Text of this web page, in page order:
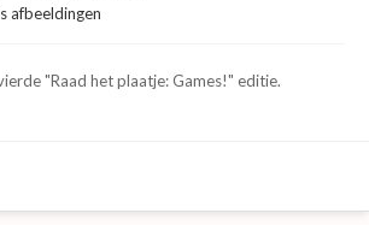
afbeeldingen
"Raad het plaatje: Games!" editie.